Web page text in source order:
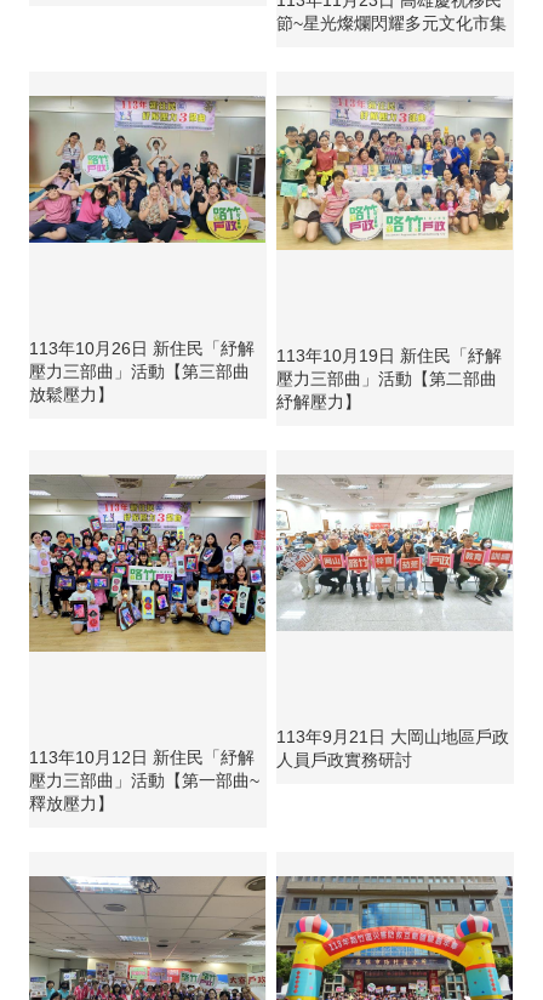
節~星光燦爛閃耀多元文化市集
113年10月26日 新住民「紓解
壓力三部曲」活動【第三部曲
放鬆壓力】
113年10月19日 新住民「紓解
壓力三部曲」活動【第二部曲
紓解壓力】
113年10月12日 新住民「紓解
壓力三部曲」活動【第一部曲~
釋放壓力】
113年9月21日 大岡山地區戶政
人員戶政實務研討